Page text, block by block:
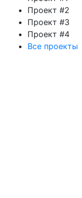
Проект #2
Проект #3
Проект #4
Все проекты